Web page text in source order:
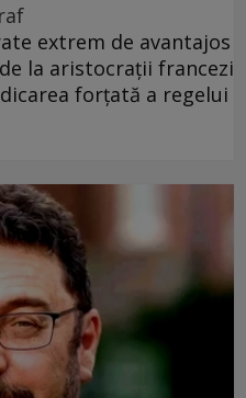
extrem de avantajos
la aristocrații francezi
forțată a regelui